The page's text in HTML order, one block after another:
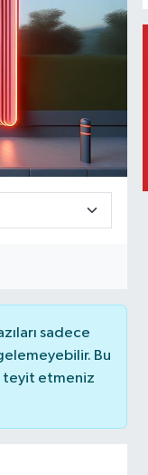
sadece
Bu
teyit etmeniz